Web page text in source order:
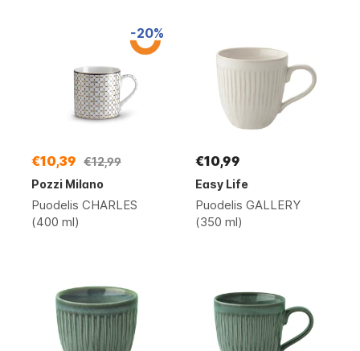
-20%
€10,39 €12,99
Pozzi Milano
Puodelis CHARLES
(400 ml)
€10,99
Easy Life
Puodelis GALLERY
(350 ml)